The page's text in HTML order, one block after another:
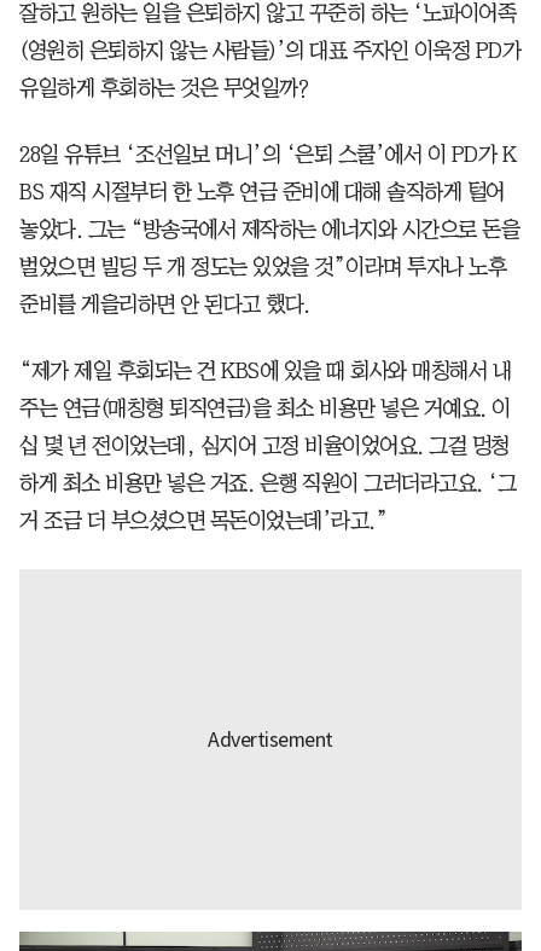
잘하고 원하는 일을 은퇴하지 않고 꾸준히 하는 ‘노파이어족
(영원히 은퇴하지 않는 사람들)’의 대표 주자인 이욱정 PD가
유일하게 후회하는 것은 무엇일까?
28일 유튜브 ‘조선일보 머니’의 ‘은퇴 스쿨’에서 이 PD가 K
BS 재직 시절부터 한 노후 연금 준비에 대해 솔직하게 털어
놓았다. 그는 “방송국에서 제작하는 에너지와 시간으로 돈을
벌었으면 빌딩 두 개 정도는 있었을 것”이라며 투자나 노후
준비를 게을리하면 안 된다고 했다.
“제가 제일 후회되는 건 KBS에 있을 때 회사와 매칭해서 내
주는 연금(매칭형 퇴직연금)을 최소 비용만 넣은 거예요. 이
십 몇 년 전이었는데, 심지어 고정 비율이었어요. 그걸 멍청
하게 최소 비용만 넣은 거죠. 은행 직원이 그러더라고요. ‘그
거 조금 더 부으셨으면 목돈이었는데’라고.”